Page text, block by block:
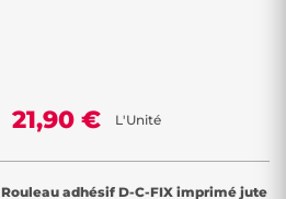
21,90 € L'Unité
Rouleau adhésif D-C-FIX imprimé jute